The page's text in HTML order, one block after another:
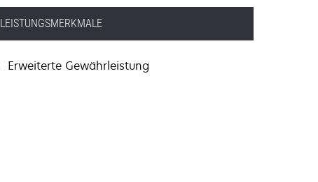
LEISTUNGSMERKMALE
Erweiterte Gewährleistung